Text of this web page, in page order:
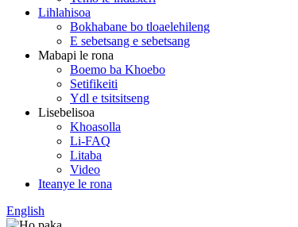
Lihlahisoa
Bokhabane bo tloaelehileng
E sebetsang e sebetsang
Mabapi le rona
Boemo ba Khoebo
Setifikeiti
Ydl e tsitsitseng
Lisebelisoa
Khoasolla
Li-FAQ
Litaba
Video
Iteanye le rona
English